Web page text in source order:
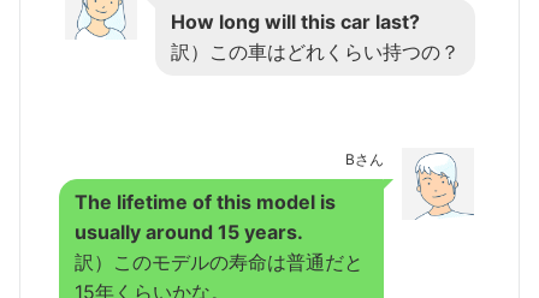
How long will this car last?
訳）この車はどれくらい持つの？
Bさん
The lifetime of this model is
usually around 15 years.
訳）このモデルの寿命は普通だと
15年くらいかな。